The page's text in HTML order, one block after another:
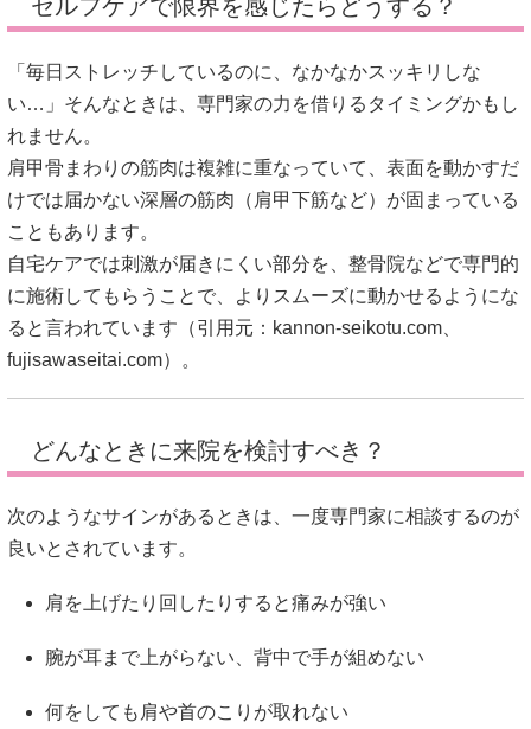
セルフケアで限界を感じたらどうする？
「毎日ストレッチしているのに、なかなかスッキリしな
い…」そんなときは、専門家の力を借りるタイミングかもし
れません。
肩甲骨まわりの筋肉は複雑に重なっていて、表面を動かすだ
けでは届かない深層の筋肉（肩甲下筋など）が固まっている
こともあります。
自宅ケアでは刺激が届きにくい部分を、整骨院などで専門的
に施術してもらうことで、よりスムーズに動かせるようにな
ると言われています（引用元： kannon-seikotu.com
fujisawaseitai.com）。
どんなときに来院を検討すべき？
次のようなサインがあるときは、一度専門家に相談するのが
良いとされています。
肩を上げたり回したりすると痛みが強い
腕が耳まで上がらない、背中で手が組めない
何をしても肩や首のこりが取れない